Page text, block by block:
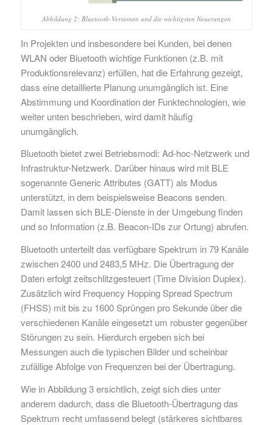
Abbildung 2: Bluetooth-Versionen und die wichtigsten Neuerungen
In Projekten und insbesondere bei Kunden, bei denen
WLAN oder Bluetooth wichtige Funktionen (z.B. mit
Produktionsrelevanz) erfüllen, hat die Erfahrung gezeigt,
dass eine detaillierte Planung unumgänglich ist. Eine
Abstimmung und Koordination der Funktechnologien, wie
weiter unten beschrieben, wird damit häufig
unumgänglich.
Bluetooth bietet zwei Betriebsmodi: Ad-hoc-Netzwerk und
Infrastruktur-Netzwerk. Darüber hinaus wird mit BLE
sogenannte Generic Attributes (GATT) als Modus
unterstützt, in dem beispielsweise Beacons senden.
Damit lassen sich BLE-Dienste in der Umgebung finden
und so Information (z.B. Beacon-IDs zur Ortung) abrufen.
Bluetooth unterteilt das verfügbare Spektrum in 79 Kanäle
zwischen 2400 und 2483,5 MHz. Die Übertragung der
Daten erfolgt zeitschlitzgesteuert (Time Division Duplex).
Zusätzlich wird Frequency Hopping Spread Spectrum
(FHSS) mit bis zu 1600 Sprüngen pro Sekunde über die
verschiedenen Kanäle eingesetzt um robuster gegenüber
Störungen zu sein. Hierdurch ergeben sich bei
Messungen auch die typischen Bilder und scheinbar
zufällige Abfolge von Frequenzen bei der Übertragung.
Wie in Abbildung 3 ersichtlich, zeigt sich dies unter
anderem dadurch, dass die Bluetooth-Übertragung das
Spektrum recht umfassend belegt (stärkeres sichtbares